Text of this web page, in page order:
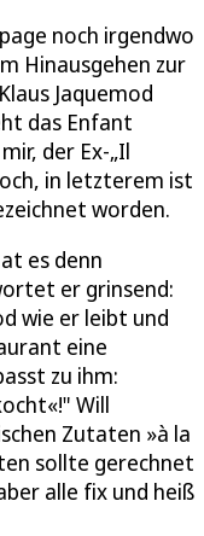
noch irgendwo
Hinausgehen zur
Jaquemod
das Enfant
der Ex-„Il
in letzterem ist
worden.
es denn
er grinsend:
wie er leibt und
eine
zu ihm:
Will
Zutaten »à la
sollte gerechnet
alle fix und heiß